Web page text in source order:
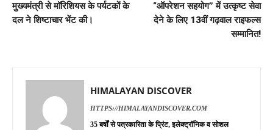
मुख्यमंत्री से मॉरिशियस के पर्यटकों के
दल ने शिष्टाचार भेंट की।
“ऑपरेशन सहयोग” में उत्कृष्ट सेवा
देने के लिए 13वीं गढ़वाल राइफल्स
सम्मानित!
HIMALAYAN DISCOVER
HTTPS://HIMALAYANDISCOVER.COM
35 बर्षों से पत्रकारिता के प्रिंट, इलेक्ट्रॉनिक व सोशल